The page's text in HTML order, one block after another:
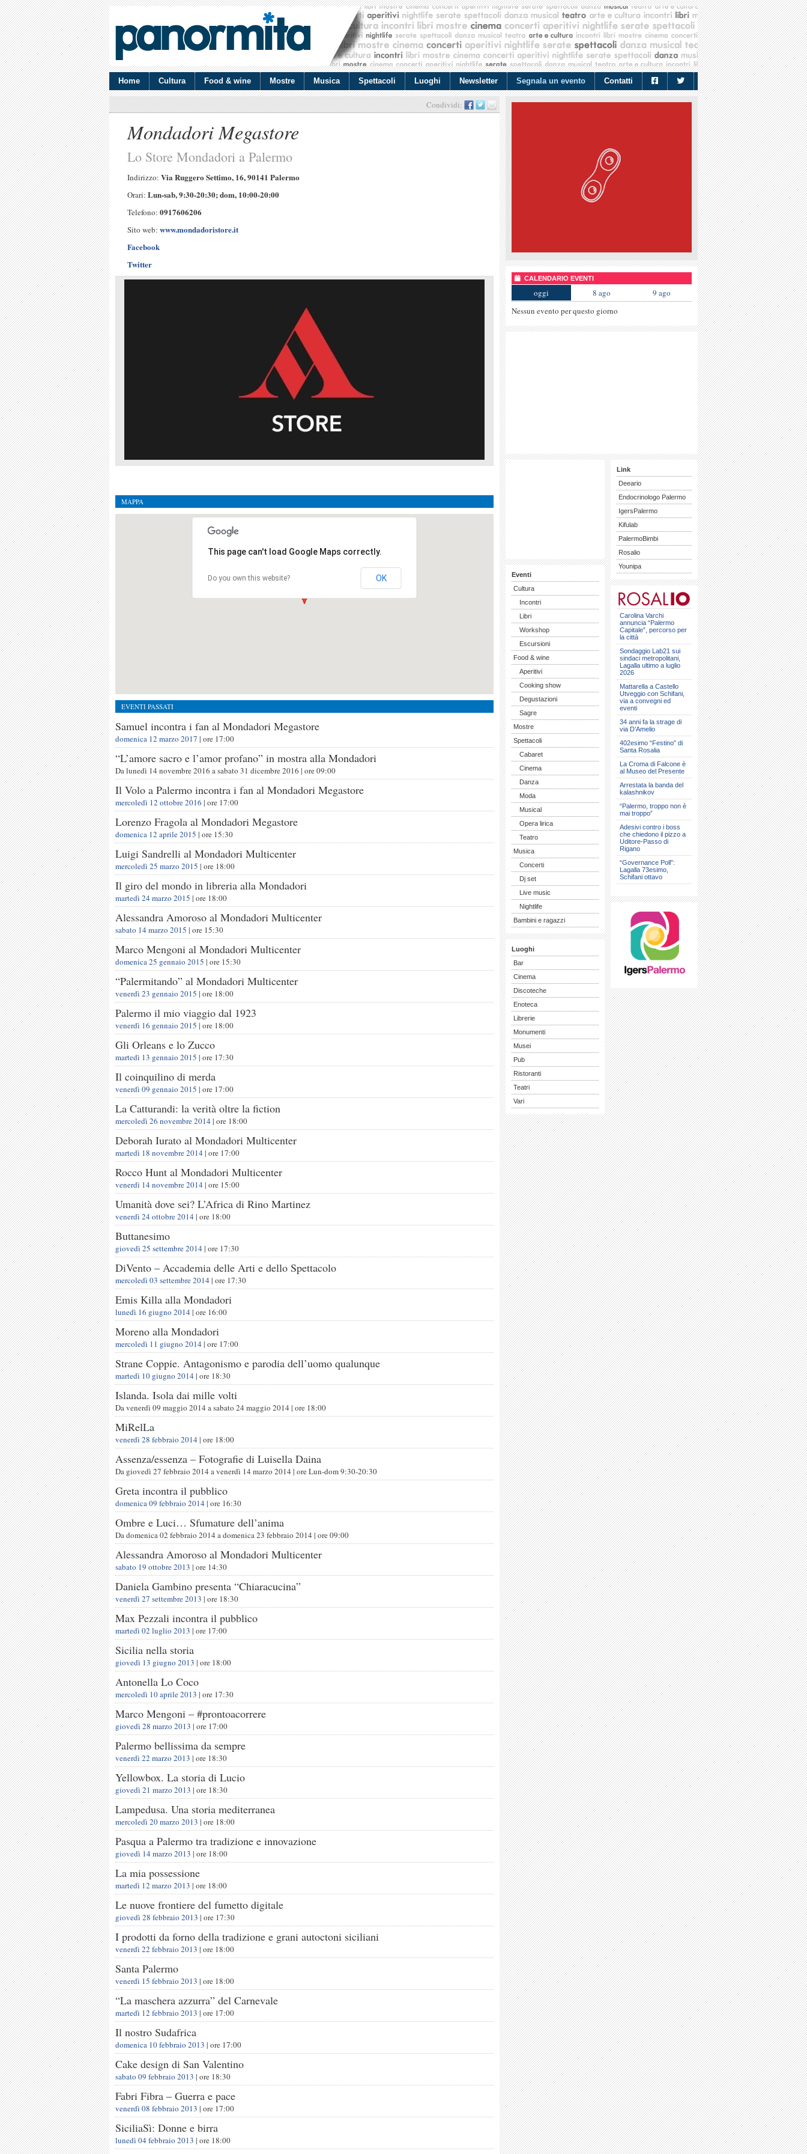
Home Cultura Food & wine Mostre Musica Spettacoli Luoghi Newsletter Segnala un evento Contatti
Condividi:
Mondadori Megastore
Lo Store Mondadori a Palermo
Indirizzo: Via Ruggero Settimo, 16, 90141 Palermo
Orari: Lun-sab, 9:30-20:30; dom, 10:00-20:00
Telefono: 0917606206
Sito web: www.mondadoristore.it
Facebook
Twitter
MAPPA
This page can't load Google Maps correctly.
Do you own this website? OK
EVENTI PASSATI
Samuel incontra i fan al Mondadori Megastore
domenica 12 marzo 2017 | ore 17:00
“L’amore sacro e l’amor profano” in mostra alla Mondadori
Dalunedì 14 novembre 2016 asabato 31 dicembre 2016 | ore09:00
Il Volo a Palermo incontra i fan al Mondadori Megastore
mercoledì 12 ottobre 2016 | ore 17:00
Lorenzo Fragola al Mondadori Megastore
domenica 12 aprile 2015 | ore 15:30
Luigi Sandrelli al Mondadori Multicenter
mercoledì 25 marzo 2015 | ore 18:00
Il giro del mondo in libreria alla Mondadori
martedì 24 marzo 2015 | ore 18:00
Alessandra Amoroso al Mondadori Multicenter
sabato 14 marzo 2015 | ore 15:30
Marco Mengoni al Mondadori Multicenter
domenica 25 gennaio 2015 | ore 15:30
“Palermitando” al Mondadori Multicenter
venerdì 23 gennaio 2015 | ore 18:00
Palermo il mio viaggio dal 1923
venerdì 16 gennaio 2015 | ore 18:00
Gli Orleans e lo Zucco
martedì 13 gennaio 2015 | ore 17:30
Il coinquilino di merda
venerdì 09 gennaio 2015 | ore 17:00
La Catturandi: la verità oltre la fiction
mercoledì 26 novembre 2014 | ore 18:00
Deborah Iurato al Mondadori Multicenter
martedì 18 novembre 2014 | ore 17:00
Rocco Hunt al Mondadori Multicenter
venerdì 14 novembre 2014 | ore 15:00
Umanità dove sei? L’Africa di Rino Martinez
venerdì 24 ottobre 2014 | ore 18:00
Buttanesimo
giovedì 25 settembre 2014 | ore 17:30
DiVento – Accademia delle Arti e dello Spettacolo
mercoledì 03 settembre 2014 | ore 17:30
Emis Killa alla Mondadori
lunedì 16 giugno 2014 | ore 16:00
Moreno alla Mondadori
mercoledì 11 giugno 2014 | ore 17:00
Strane Coppie. Antagonismo e parodia dell’uomo qualunque
martedì 10 giugno 2014 | ore 18:30
Islanda. Isola dai mille volti
Davenerdì 09 maggio 2014 asabato 24 maggio 2014 | ore 18:00
MiRelLa
venerdì 28 febbraio 2014 | ore 18:00
Assenza/essenza – Fotografie di Luisella Daina
Da giovedì 27 febbraio 2014 avenerdì 14 marzo 2014 | oreLun-dom 9:30-20:30
Greta incontra il pubblico
domenica 09 febbraio 2014 | ore 16:30
Ombre e Luci… Sfumature dell’anima
Dadomenica 02 febbraio 2014 adomenica 23 febbraio 2014 | ore09:00
Alessandra Amoroso al Mondadori Multicenter
sabato 19 ottobre 2013 | ore 14:30
Daniela Gambino presenta “Chiaracucina”
venerdì 27 settembre 2013 | ore 18:30
Max Pezzali incontra il pubblico
martedì 02 luglio 2013 | ore 17:00
Sicilia nella storia
giovedì 13 giugno 2013 | ore 18:00
Antonella Lo Coco
mercoledì 10 aprile 2013 | ore 17:30
Marco Mengoni – #prontoacorrere
giovedì 28 marzo 2013 | ore 17:00
Palermo bellissima da sempre
venerdì 22 marzo 2013 | ore 18:30
Yellowbox. La storia di Lucio
giovedì 21 marzo 2013 | ore 18:30
Lampedusa. Una storia mediterranea
mercoledì 20 marzo 2013 | ore 18:00
Pasqua a Palermo tra tradizione e innovazione
giovedì 14 marzo 2013 | ore 18:00
La mia possessione
martedì 12 marzo 2013 | ore 18:00
Le nuove frontiere del fumetto digitale
giovedì 28 febbraio 2013 | ore 17:30
I prodotti da forno della tradizione e grani autoctoni siciliani
venerdì 22 febbraio 2013 | ore 18:00
Santa Palermo
venerdì 15 febbraio 2013 | ore 18:00
“La maschera azzurra” del Carnevale
martedì 12 febbraio 2013 | ore 17:00
Il nostro Sudafrica
domenica 10 febbraio 2013 | ore 17:00
Cake design di San Valentino
sabato 09 febbraio 2013 | ore 18:30
Fabri Fibra – Guerra e pace
venerdì 08 febbraio 2013 | ore 17:00
SiciliaSì: Donne e birra
lunedì 04 febbraio 2013 | ore 18:00
CALENDARIO EVENTI
oggi 8 ago
9 ago
Nessun evento per questo giorno
Eventi
Cultura
Incontri
Libri
Workshop
Escursioni
Food & wine
Aperitivi
Cooking show
Degustazioni
Sagre
Mostre
Spettacoli
Cabaret
Cinema
Danza
Moda
Musical
Opera lirica
Teatro
Musica
Concerti
Dj set
Live music
Nightlife
Bambini e ragazzi
Luoghi
Bar
Cinema
Discoteche
Enoteca
Librerie
Monumenti
Musei
Pub
Ristoranti
Teatri
Vari
Link
Deeario
Endocrinologo Palermo
IgersPalermo
Kifulab
PalermoBimbi
Rosalio
Younipa
Carolina Varchi
annuncia “Palermo
Capitale”, percorso per
la città
Sondaggio Lab21 sui
sindaci metropolitani,
Lagalla ultimo a luglio
2026
Mattarella a Castello
Utveggio con Schifani,
via a convegni ed
eventi
34 anni fa la strage di
via D’Amelio
402esimo “Festino” di
Santa Rosalia
La Croma di Falcone è
al Museo del Presente
Arrestata la banda del
kalashnikov
“Palermo, troppo non è
mai troppo”
Adesivi contro i boss
che chiedono il pizzo a
Uditore-Passo di
Rigano
“Governance Poll”:
Lagalla 73esimo,
Schifani ottavo